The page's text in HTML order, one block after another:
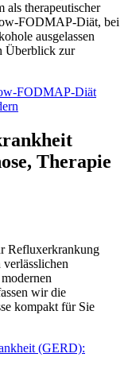
als therapeutischer
FODMAP-Diät, bei
ausgelassen
Überblick zur
FODMAP-Diät
Therapie
Refluxerkrankung
wir die
kompakt für Sie
(GERD):